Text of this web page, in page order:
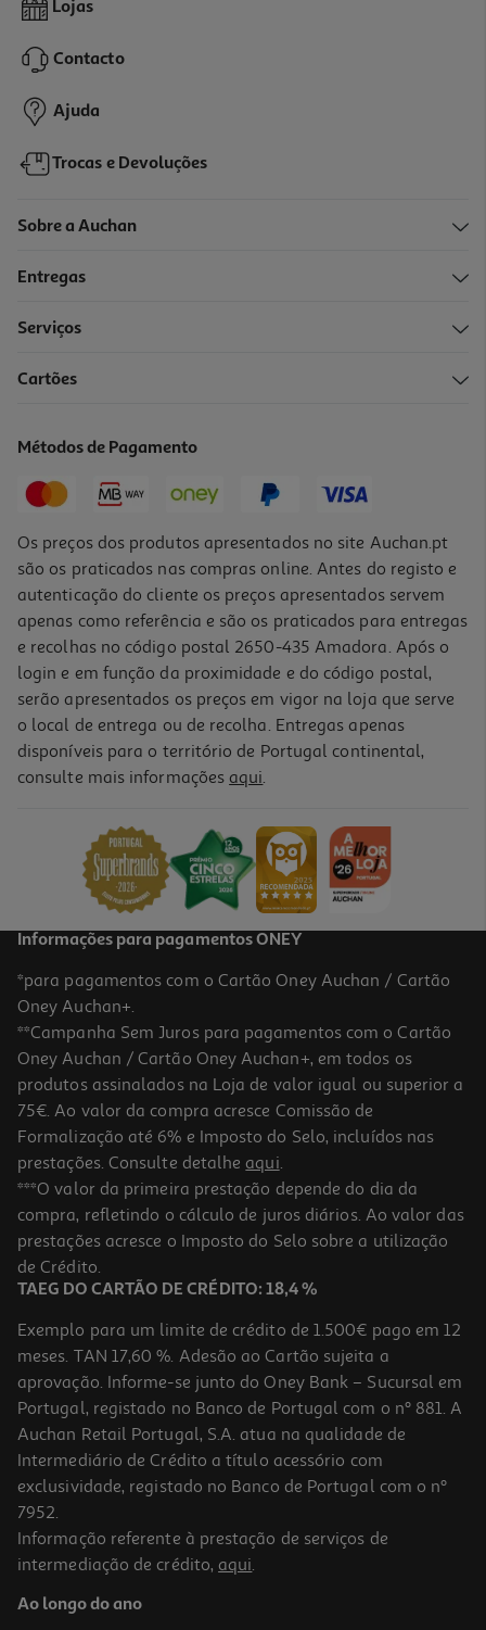
Lojas
Contacto
Ajuda
Trocas e Devoluções
Sobre a Auchan
Entregas
Serviços
Cartões
Métodos de Pagamento
Os preços dos produtos apresentados no site Auchan.pt
são os praticados nas compras online. Antes do registo e
autenticação do cliente os preços apresentados servem
apenas como referência e são os praticados para entregas
e recolhas no código postal 2650-435 Amadora. Após o
login e em função da proximidade e do código postal,
serão apresentados os preços em vigor na loja que serve
o local de entrega ou de recolha. Entregas apenas
disponíveis para o território de Portugal continental,
consulte mais informações aqui.
Informações para pagamentos ONEY
*para pagamentos com o Cartão Oney Auchan / Cartão
Oney Auchan+.
**Campanha Sem Juros para pagamentos com o Cartão
Oney Auchan / Cartão Oney Auchan+, em todos os
produtos assinalados na Loja de valor igual ou superior a
75€. Ao valor da compra acresce Comissão de
Formalização até 6% e Imposto do Selo, incluídos nas
prestações. Consulte detalhe aqui.
***O valor da primeira prestação depende do dia da
compra, refletindo o cálculo de juros diários. Ao valor das
prestações acresce o Imposto do Selo sobre a utilização
de Crédito.
TAEG DO CARTÃO DE CRÉDITO: 18,4 %
Exemplo para um limite de crédito de 1.500€ pago em 12
meses. TAN 17,60 %. Adesão ao Cartão sujeita a
aprovação. Informe-se junto do Oney Bank – Sucursal em
Portugal, registado no Banco de Portugal com o nº 881. A
Auchan Retail Portugal, S.A. atua na qualidade de
Intermediário de Crédito a título acessório com
exclusividade, registado no Banco de Portugal com o nº
7952.
Informação referente à prestação de serviços de
intermediação de crédito, aqui.
Ao longo do ano